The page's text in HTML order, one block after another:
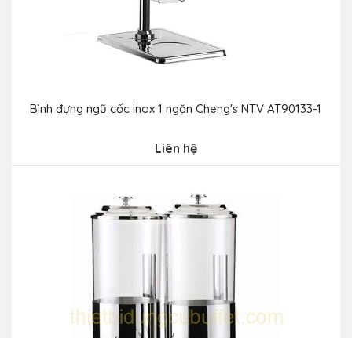
Bình đựng ngũ cốc inox 1 ngăn Cheng's NTV AT90133-1
Liên hệ